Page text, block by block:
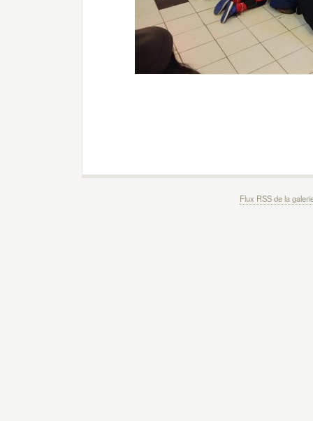
Flux RSS de la